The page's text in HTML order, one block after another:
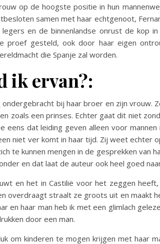
op de hoogste positie in hun
samen met haar echtgenoot,
en de binnenlandse onrust de kop
proef gesteld, ook door haar eigen
die Spanje zal worden.
ik ervan?:
bij haar broer en zijn vrouw.
zoals een prinses. Echter gaat dit niet
eens dat leiding geven alleen voor
niet ver komt in haar tijd. Zij weet echter
te kunnen mengen in de gesprekken van
en dat laat de auteur ook heel goed
en het in Castilië voor het zeggen
overdraagt straalt ze groots uit en maakt
en haar man heb ik met een glimlach
door een man.
om kinderen te mogen krijgen met haar